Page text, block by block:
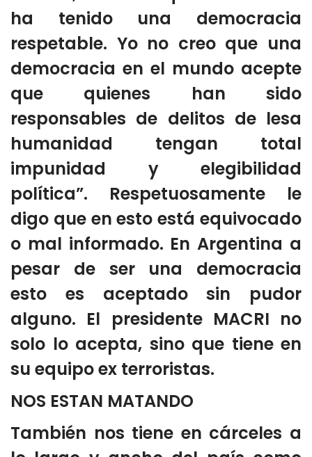
ha tenido una democracia
respetable. Yo no creo que una
democracia en el mundo acepte
que quienes han sido
responsables de delitos de lesa
humanidad tengan total
impunidad y elegibilidad
política”. Respetuosamente le
digo que en esto está equivocado
o mal informado. En Argentina a
pesar de ser una democracia
esto es aceptado sin pudor
alguno. El presidente MACRI no
solo lo acepta, sino que tiene en
su equipo ex terroristas.
NOS ESTAN MATANDO
También nos tiene en cárceles a